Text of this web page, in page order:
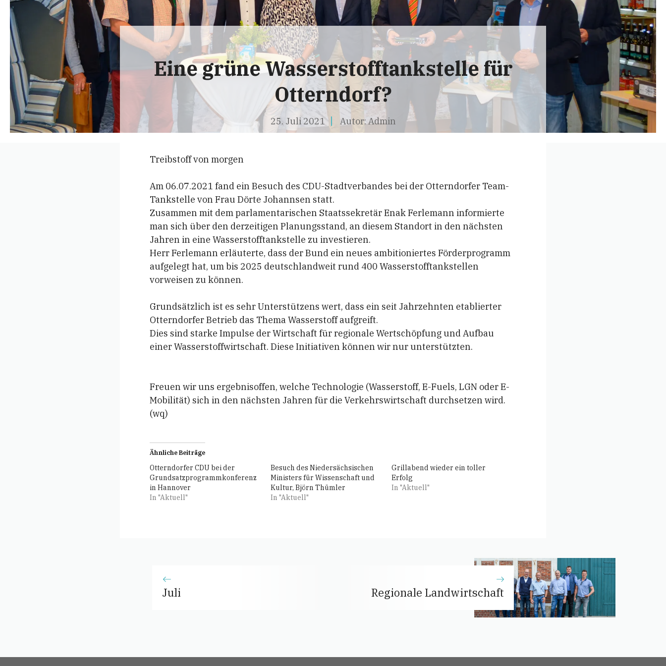
Eine grüne Wasserstofftankstelle für
Otterndorf?
25. Juli 2021 Autor:Admin
Treibstoff von morgen
Am 06.07.2021 fand ein Besuch des CDU-Stadtverbandes bei der Otterndorfer Team-
Tankstelle von Frau Dörte Johannsen statt.
Zusammen mit dem parlamentarischen Staatssekretär Enak Ferlemann informierte
man sich über den derzeitigen Planungsstand, an diesem Standort in den nächsten
Jahren in eine Wasserstofftankstelle zu investieren.
Herr Ferlemann erläuterte, dass der Bund ein neues ambitioniertes Förderprogramm
aufgelegt hat, um bis 2025 deutschlandweit rund 400 Wasserstofftankstellen
vorweisen zu können.
Grundsätzlich ist es sehr Unterstützens wert, dass ein seit Jahrzehnten etablierter
Otterndorfer Betrieb das Thema Wasserstoff aufgreift.
Dies sind starke Impulse der Wirtschaft für regionale Wertschöpfung und Aufbau
einer Wasserstoffwirtschaft. Diese Initiativen können wir nur unterstützten.
Freuen wir uns ergebnisoffen, welche Technologie (Wasserstoff, E-Fuels, LGN oder E-
Mobilität) sich in den nächsten Jahren für die Verkehrswirtschaft durchsetzen wird.
(wq)
Ähnliche Beiträge
Otterndorfer CDU bei der
Grundsatzprogrammkonferenz
in Hannover
In "Aktuell"
Besuch des Niedersächsischen
Ministers für Wissenschaft und
Kultur, Björn Thümler
In "Aktuell"
Grillabend wieder ein toller
Erfolg
In "Aktuell"
Juli Regionale Landwirtschaft